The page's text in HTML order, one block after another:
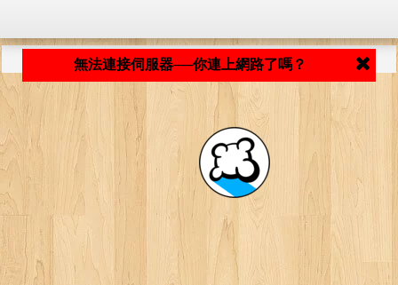
無法連接伺服器──你連上網路了嗎？
程式載入中... ...